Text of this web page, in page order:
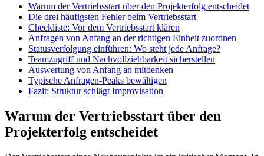
Warum der Vertriebsstart über den Projekterfolg entscheidet
Die drei häufigsten Fehler beim Vertriebsstart
Checkliste: Vor dem Vertriebsstart klären
Anfragen von Anfang an der richtigen Einheit zuordnen
Statusverfolgung einführen: Wo steht jede Anfrage?
Teamzugriff und Nachvollziehbarkeit sicherstellen
Auswertung von Anfang an mitdenken
Typische Anfragen-Peaks bewältigen
Fazit: Struktur schlägt Improvisation
Warum der Vertriebsstart über den
Projekterfolg entscheidet